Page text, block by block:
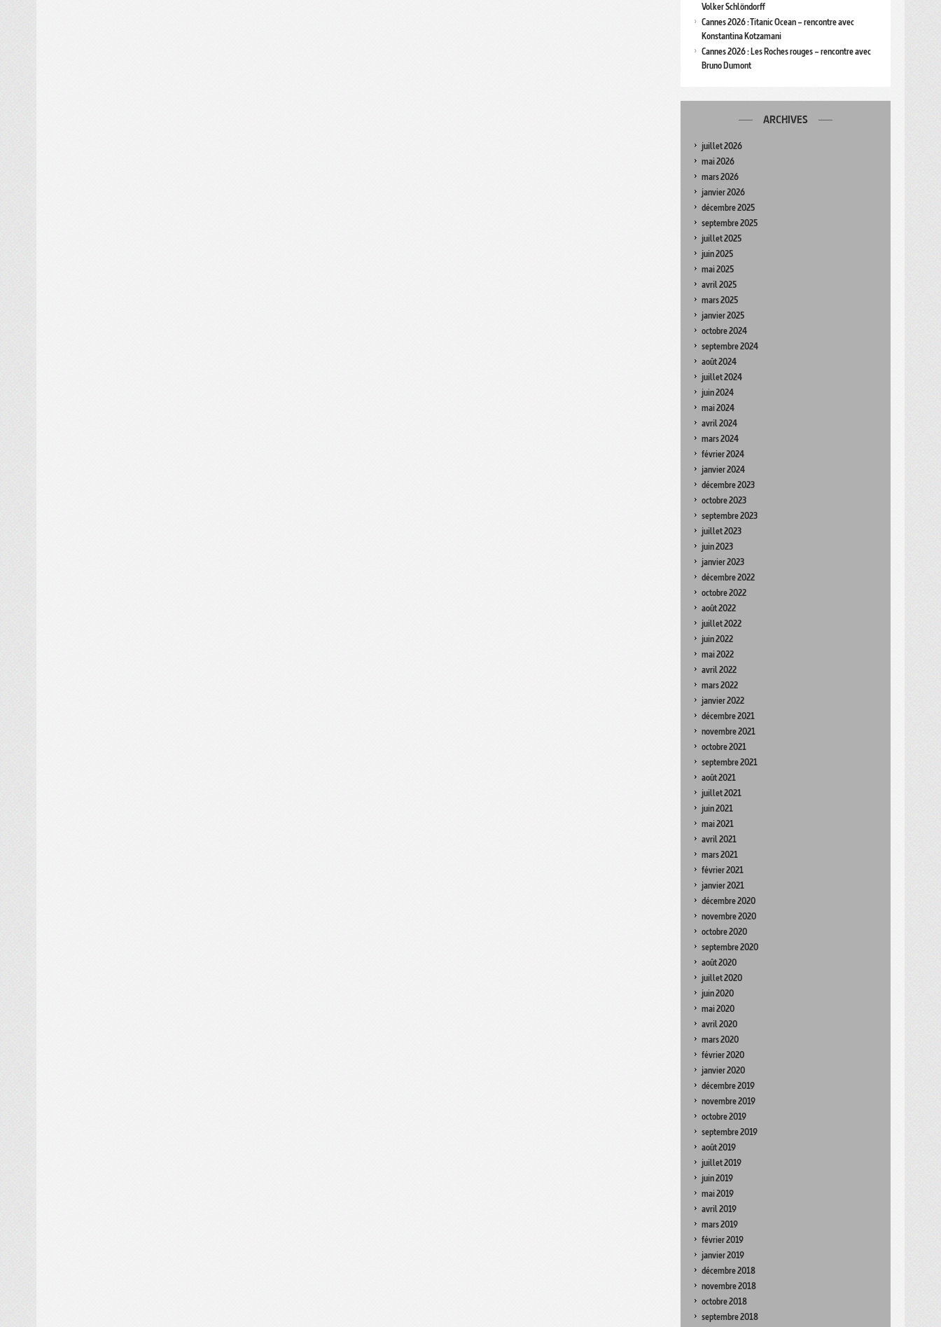
Volker Schlöndorff
Cannes 2026 : Titanic Ocean – rencontre avec
Konstantina Kotzamani
Cannes 2026 : Les Roches rouges – rencontre avec
Bruno Dumont
ARCHIVES
juillet 2026
mai 2026
mars 2026
janvier 2026
décembre 2025
septembre 2025
juillet 2025
juin 2025
mai 2025
avril 2025
mars 2025
janvier 2025
octobre 2024
septembre 2024
août 2024
juillet 2024
juin 2024
mai 2024
avril 2024
mars 2024
février 2024
janvier 2024
décembre 2023
octobre 2023
septembre 2023
juillet 2023
juin 2023
janvier 2023
décembre 2022
octobre 2022
août 2022
juillet 2022
juin 2022
mai 2022
avril 2022
mars 2022
janvier 2022
décembre 2021
novembre 2021
octobre 2021
septembre 2021
août 2021
juillet 2021
juin 2021
mai 2021
avril 2021
mars 2021
février 2021
janvier 2021
décembre 2020
novembre 2020
octobre 2020
septembre 2020
août 2020
juillet 2020
juin 2020
mai 2020
avril 2020
mars 2020
février 2020
janvier 2020
décembre 2019
novembre 2019
octobre 2019
septembre 2019
août 2019
juillet 2019
juin 2019
mai 2019
avril 2019
mars 2019
février 2019
janvier 2019
décembre 2018
novembre 2018
octobre 2018
septembre 2018